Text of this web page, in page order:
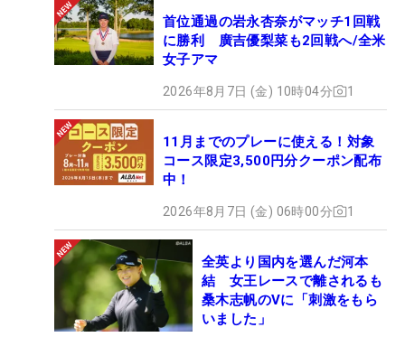
首位通過の岩永杏奈がマッチ1回戦
に勝利 廣吉優梨菜も2回戦へ/全米
女子アマ
2026年8月7日 (金) 10時04分 1
11月までのプレーに使える！対象
コース限定3,500円分クーポン配布
中！
2026年8月7日 (金) 06時00分 1
全英より国内を選んだ河本
結 女王レースで離されるも
桑木志帆のVに「刺激をもら
いました」